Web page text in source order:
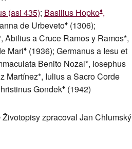
(asi 435); Basilius Hopko♦,
de Urbeveto♦(1306);
Abilius a Cruce Ramos y Ramos*,
Mari♦(1936); Germanus a Iesu et
Benito Nozal*, Iosephus
Martínez*, Iulius a Sacro Corde
Gondek♦(1942)
zpracoval Jan Chlumský